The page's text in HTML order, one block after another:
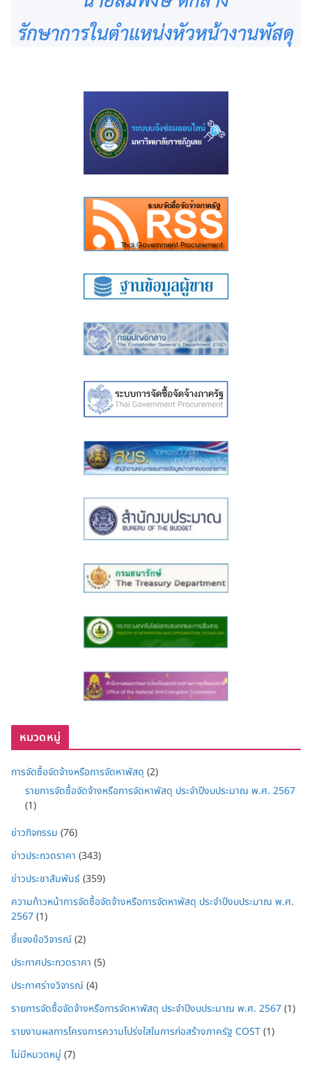
หมวดหมู่
การจัดซื้อจัดจ้างหรือการจัดหาพัสดุ (2)
รายการจัดซื้อจัดจ้างหรือการจัดหาพัสดุ ประจำปีงบประมาณ พ.ศ. 2567
(1)
ข่าวกิจกรรม (76)
ข่าวประกวดราคา (343)
ข่าวประชาสัมพันธ์(359)
ความก้าวหน้าการจัดซื้อจัดจ้างหรือการจัดหาพัสดุ ประจำปีงบประมาณ พ.ศ.
2567(1)
ชี้แจงข้อวิจารณ์(2)
ประกาศประกวดราคา (5)
ประกาศร่างวิจารณ์(4)
รายการจัดซื้อจัดจ้างหรือการจัดหาพัสดุ ประจำปีงบประมาณ พ.ศ. 2567(1)
รายงานผลการโครงการความโปร่งใสในการก่อสร้างภาครัฐ COST(1)
ไม่มีหมวดหมู่ (7)